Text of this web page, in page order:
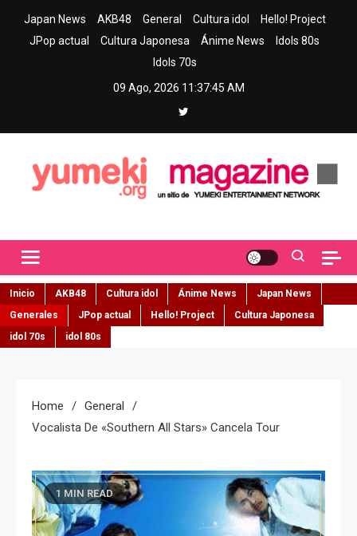
Japan News AKB48 General Cultura idol
Hello! Project
JPop actual
Cultura Japonesa Ánime News
Idols 80s
Idols 70s
09 Ago, 2026 11:37:46 AM
Inicio AKB48 Cultura idol Ánime News
Japan News
Generales
JPop actual Hello! Project
Cultura Japonesa
idol 70s
idol 80s
Home
General
Vocalista De «Southern All Stars» Cancela Tour
1 MIN READ